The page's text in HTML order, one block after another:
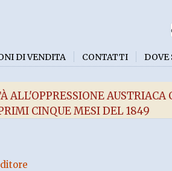
DI VENDITA CONTATTI DOVE
ALL'OPPRESSIONE AUSTRIACA
CINQUE MESI DEL 1849